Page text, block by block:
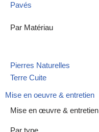
Pavés
Par Matériau
Pierres Naturelles
Terre Cuite
Mise en oeuvre & entretien
Mise en œuvre & entretien
Par type